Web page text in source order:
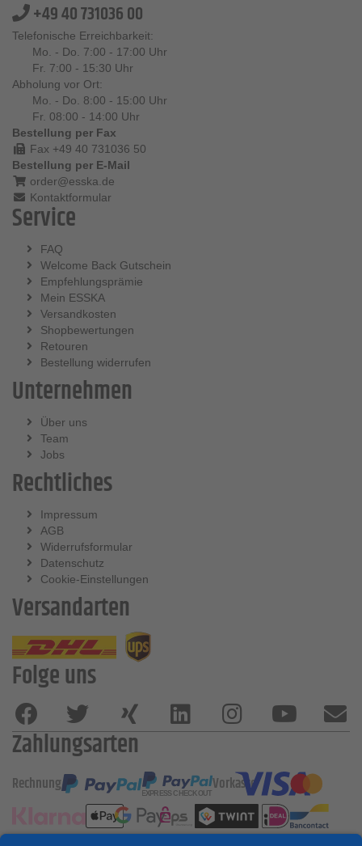
+49 40 731036 00
Telefonische Erreichbarkeit:
Mo. - Do. 7:00 - 17:00 Uhr
Fr. 7:00 - 15:30 Uhr
Abholung vor Ort:
Mo. - Do. 8:00 - 15:00 Uhr
Fr. 08:00 - 14:00 Uhr
Bestellung per Fax
Fax +49 40 731036 50
Bestellung per E-Mail
order@esska.de
Kontaktformular
Service
FAQ
Welcome Back Gutschein
Empfehlungsprämie
Mein ESSKA
Versandkosten
Shopbewertungen
Retouren
Bestellung widerrufen
Unternehmen
Über uns
Team
Jobs
Rechtliches
Impressum
AGB
Widerrufsformular
Datenschutz
Cookie-Einstellungen
Versandarten
Folge uns
Zahlungsarten
Rechnung Vorkasse